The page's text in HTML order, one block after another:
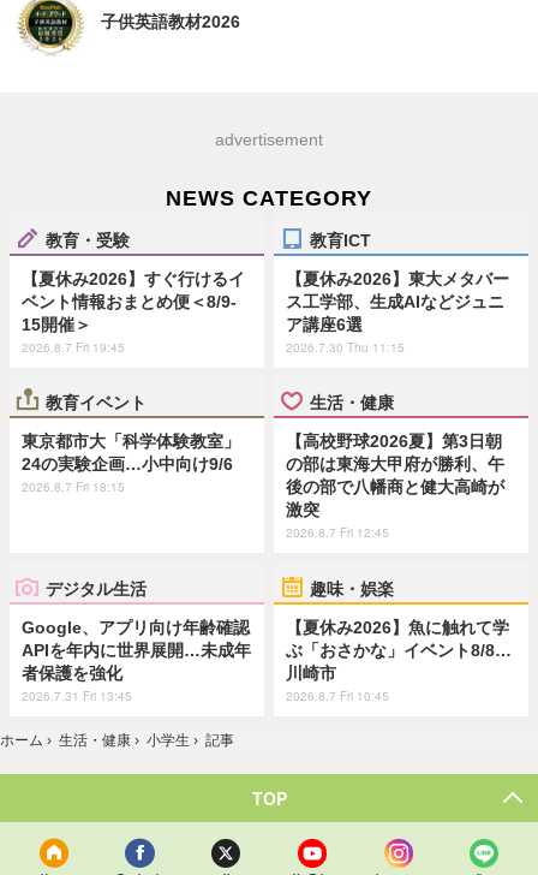
子供英語教材2026
advertisement
NEWS CATEGORY
教育・受験
【夏休み2026】すぐ行けるイ
ベント情報おまとめ便＜8/9-
15開催＞
2026.8.7 Fri 19:45
教育ICT
【夏休み2026】東大メタバー
ス工学部、生成AIなどジュニ
ア講座6選
2026.7.30 Thu 11:15
教育イベント
東京都市大「科学体験教室」
24の実験企画…小中向け9/6
2026.8.7 Fri 18:15
生活・健康
【高校野球2026夏】第3日朝
の部は東海大甲府が勝利、午
後の部で八幡商と健大高崎が
激突
2026.8.7 Fri 12:45
デジタル生活
Google、アプリ向け年齢確認
APIを年内に世界展開…未成年
者保護を強化
2026.7.31 Fri 13:45
趣味・娯楽
【夏休み2026】魚に触れて学
ぶ「おさかな」イベント8/8…
川崎市
2026.8.7 Fri 10:45
ホーム › 生活・健康 › 小学生 › 記事
TOP